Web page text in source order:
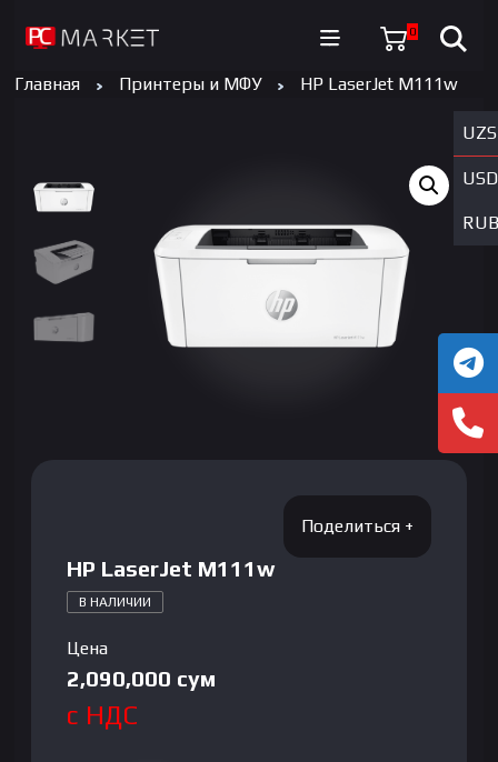
0
UZS
USD
RUB
Главная Принтеры и МФУ HP LaserJet M111w
HP LaserJet M111w
В НАЛИЧИИ
Цена
2,090,000 сум
с НДС